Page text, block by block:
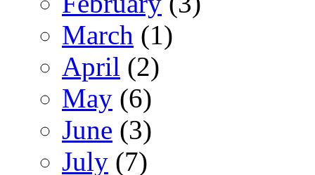
March (1)
April (2)
May (6)
June (3)
July (7)